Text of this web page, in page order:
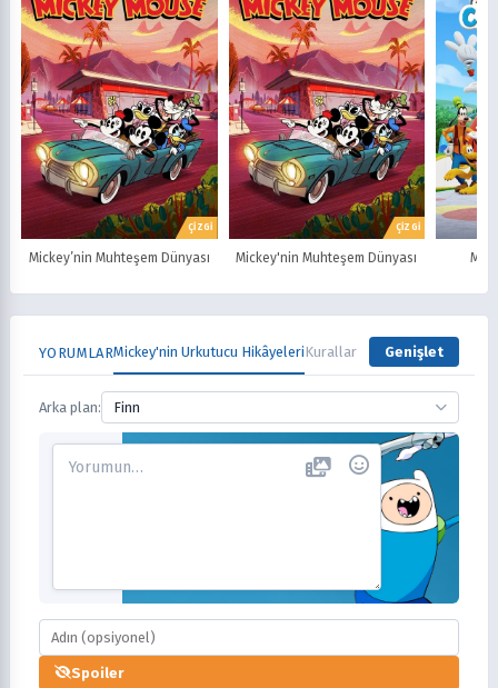
ÇİZGİ
Mickey’nin Muhteşem Dünyası
ÇİZGİ
Mickey'nin Muhteşem Dünyası
YORUMLARMickey'nin Urkutucu HikâyeleriKurallar Genişlet
Arka plan: Finn
Spoiler